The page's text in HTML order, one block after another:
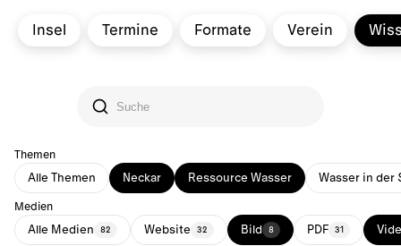
Insel Termine Formate Verein
Themen
Alle Themen Neckar Ressource Wasser Wasser in der
Medien
Alle Medien 82 Website 32 Bild 8 PDF 31